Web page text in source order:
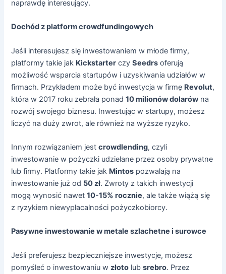
naprawdę interesujący.
Dochód z platform crowdfundingowych
Jeśli interesujesz się inwestowaniem w młode firmy,
platformy takie jak Kickstarter czySeedrs oferują
możliwość wsparcia startupów i uzyskiwania udziałów w
firmach. Przykładem może być inwestycja w firmę Revolut,
która w 2017 roku zebrała ponad10 milionów dolarów na
rozwój swojego biznesu. Inwestując w startupy, możesz
liczyć na duży zwrot, ale również na wyższe ryzyko.
Innym rozwiązaniem jestcrowdlending, czyli
inwestowanie w pożyczki udzielane przez osoby prywatne
lub firmy. Platformy takie jak Mintos pozwalają na
inwestowanie już od 50 zł. Zwroty z takich inwestycji
mogą wynosić nawet10-15% rocznie, ale także wiążą się
z ryzykiem niewypłacalności pożyczkobiorcy.
Pasywne inwestowanie w metale szlachetne i surowce
Jeśli preferujesz bezpieczniejsze inwestycje, możesz
pomyśleć o inwestowaniu w złoto lubsrebro. Przez